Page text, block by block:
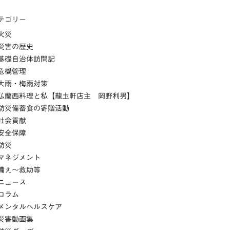
ゴリー
災
害の歴史
礎自治体訪問記
機管理
雨・梅雨対策
蘭西料理と私【龍圡軒店主 岡野利男】
災備蓄食の寄贈活動
会貢献
全保障
災
ネジメント
え～救助等
ュース
ラム
ンタルヘルスケア
害動画集